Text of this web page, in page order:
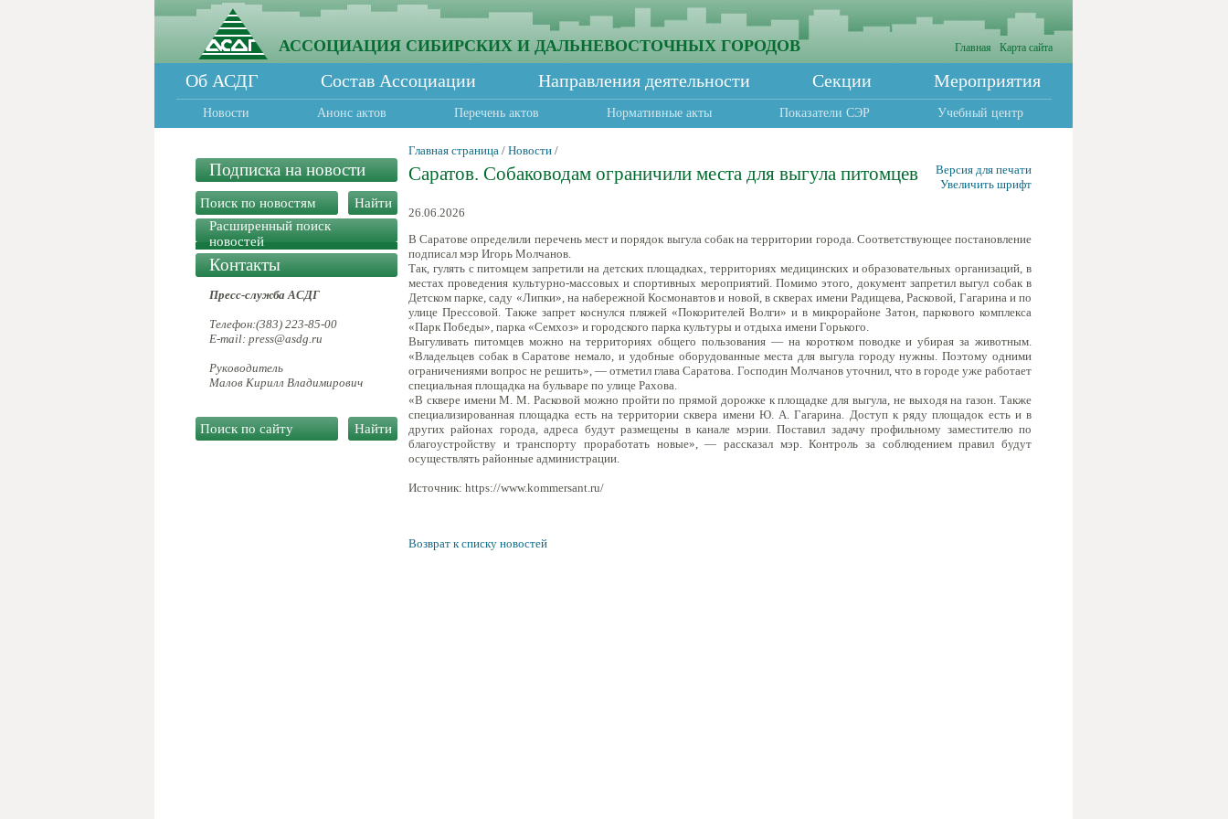
АССОЦИАЦИЯ СИБИРСКИХ И ДАЛЬНЕВОСТОЧНЫХ ГОРОДОВ Главная Карта сайта
Об АСДГ Состав Ассоциации Направления деятельности Секции Мероприятия
Новости Анонс актов Перечень актов Нормативные акты Показатели СЭР Учебный центр
Подписка на новости
Расширенный поиск
новостей
Контакты
Пресс-служба АСДГ
Телефон:(383) 223-85-00
E-mail: press@asdg.ru
Руководитель
Малов Кирилл Владимирович
Главная страница / Новости /
Саратов. Собаководам ограничили места для выгула питомцев
Версия для печати
Увеличить шрифт
26.06.2026
В Саратове определили перечень мест и порядок выгула собак на территории города. Соответствующее постановление
подписал мэр Игорь Молчанов.
Так, гулять с питомцем запретили на детских площадках, территориях медицинских и образовательных организаций, в
местах проведения культурно-массовых и спортивных мероприятий. Помимо этого, документ запретил выгул собак в
Детском парке, саду «Липки», на набережной Космонавтов и новой, в скверах имени Радищева, Расковой, Гагарина и по
улице Прессовой. Также запрет коснулся пляжей «Покорителей Волги» и в микрорайоне Затон, паркового комплекса
«Парк Победы», парка «Семхоз» и городского парка культуры и отдыха имени Горького.
Выгуливать питомцев можно на территориях общего пользования — на коротком поводке и убирая за животным.
«Владельцев собак в Саратове немало, и удобные оборудованные места для выгула городу нужны. Поэтому одними
ограничениями вопрос не решить», — отметил глава Саратова. Господин Молчанов уточнил, что в городе уже работает
специальная площадка на бульваре по улице Рахова.
«В сквере имени М. М. Расковой можно пройти по прямой дорожке к площадке для выгула, не выходя на газон. Также
специализированная площадка есть на территории сквера имени Ю. А. Гагарина. Доступ к ряду площадок есть и в
других районах города, адреса будут размещены в канале мэрии. Поставил задачу профильному заместителю по
благоустройству и транспорту проработать новые», — рассказал мэр. Контроль за соблюдением правил будут
осуществлять районные администрации.
Источник: https://www.kommersant.ru/
Возврат к списку новостей